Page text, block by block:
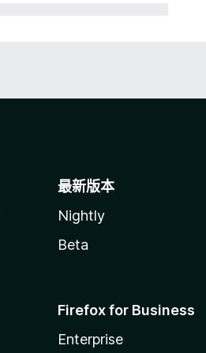
最新版本
Nightly
Beta
Firefox for Business
Enterprise